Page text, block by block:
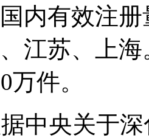
内有效注
江苏、上
件。
中央关于